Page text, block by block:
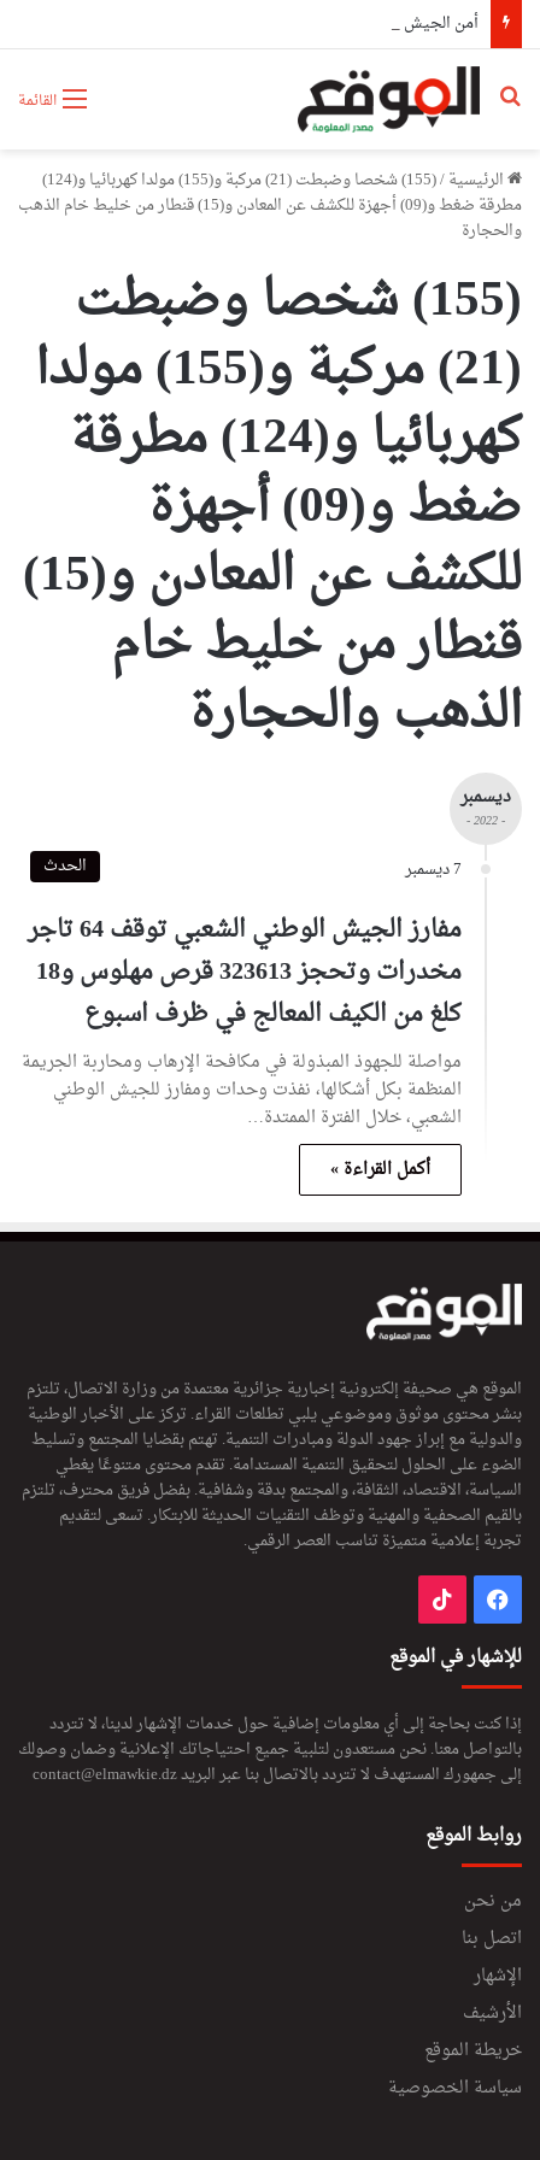
القائمة بحث عن
الرئيسية/
(155) شخصا وضبطت (21) مركبة و(155) مولدا كهربائيا و(124)
مطرقة ضغط و(09) أجهزة للكشف عن المعادن و(15) قنطار من خليط خام الذهب
والحجارة
(155) شخصا وضبطت
(21) مركبة و(155) مولدا
كهربائيا و(124) مطرقة
ضغط و(09) أجهزة
للكشف عن المعادن و(15)
قنطار من خليط خام
الذهب والحجارة
ديسمبر
- 2022 -
7 ديسمبر الحدث
مفارز الجيش الوطني الشعبي توقف 64 تاجر
مخدرات وتحجز 323613 قرص مهلوس و18
كلغ من الكيف المعالج في ظرف اسبوع
مواصلة للجهوذ المبذولة في مكافحة الإرهاب ومحاربة الجريمة
المنظمة بكل أشكالها، نفذت وحدات ومفارز للجيش الوطني
الشعبي، خلال الفترة الممتدة…
أكمل القراءة »
الموقع هي صحيفة إلكترونية إخبارية جزائرية معتمدة من وزارة الاتصال، تلتزم
بنشر محتوى موثوق وموضوعي يلبي تطلعات القراء. تركز على الأخبار الوطنية
والدولية مع إبراز جهود الدولة ومبادرات التنمية. تهتم بقضايا المجتمع وتسليط
الضوء على الحلول لتحقيق التنمية المستدامة. تقدم محتوى متنوعًا يغطي
السياسة، الاقتصاد، الثقافة، والمجتمع بدقة وشفافية. بفضل فريق محترف، تلتزم
بالقيم الصحفية والمهنية وتوظف التقنيات الحديثة للابتكار. تسعى لتقديم
تجربة إعلامية متميزة تناسب العصر الرقمي.
فيسبوك
للإشهار في الموقع
إذا كنت بحاجة إلى أي معلومات إضافية حول خدمات الإشهار لدينا، لا تتردد
بالتواصل معنا. نحن مستعدون لتلبية جميع احتياجاتك الإعلانية وضمان وصولك
إلى جمهورك المستهدف لا تتردد بالاتصال بنا عبر البريدcontact@elmawkie.dz
روابط الموقع
من نحن
اتصل بنا
الإشهار
الأرشيف
خريطة الموقع
سياسة الخصوصية